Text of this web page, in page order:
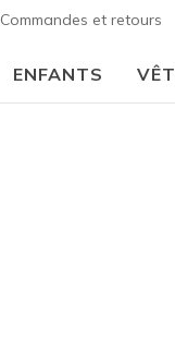
Commandes et retours
ENFANTS